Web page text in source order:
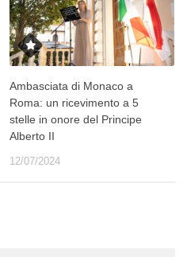
Ambasciata di Monaco a
Roma: un ricevimento a 5
stelle in onore del Principe
Alberto II
12/07/2024